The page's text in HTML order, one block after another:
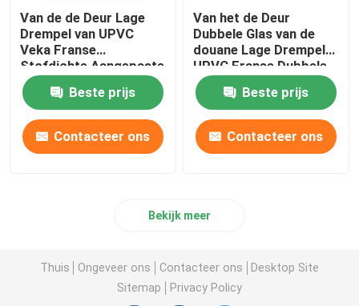
Van de de Deur Lage
Drempel van UPVC
Veka Franse
Stofdichte Aangepaste
de Hitteisolatie
Beste prijs
Contacteer ons
Van het de Deur
Dubbele Glas van de
douane Lage Drempel
UPVC Franse Dubbele
de Sjerp Europese Stijl
Beste prijs
Contacteer ons
Bekijk meer
Thuis Ongeveer ons Contacteer ons
Desktop Site
Sitemap
Privacy Policy